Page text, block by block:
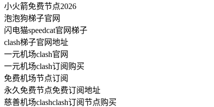
小火箭免费节点2026
泡泡狗梯子官网
闪电猫speedcat官网梯子
clash梯子官网地址
一元机场clash官网
一元机场clash订阅购买
免费机场节点订阅
永久免费节点免费订阅地址
慈善机场clashclash订阅节点购买